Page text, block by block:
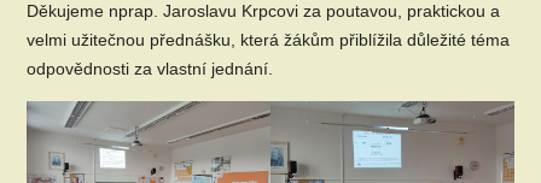
Děkujeme nprap. Jaroslavu Krpcovi za poutavou, praktickou a
velmi užitečnou přednášku, která žákům přiblížila důležité téma
odpovědnosti za vlastní jednání.